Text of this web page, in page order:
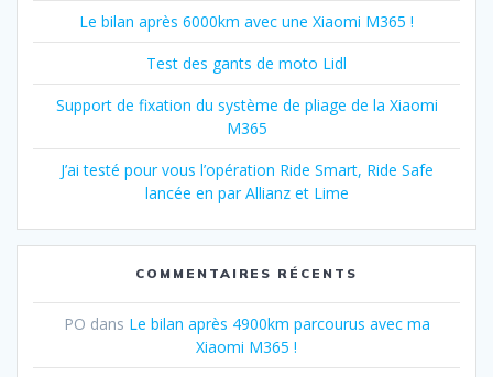
Le bilan après 6000km avec une Xiaomi M365 !
Test des gants de moto Lidl
Support de fixation du système de pliage de la Xiaomi
M365
J’ai testé pour vous l’opération Ride Smart, Ride Safe
lancée en par Allianz et Lime
COMMENTAIRES RÉCENTS
PO dans Le bilan après 4900km parcourus avec ma
Xiaomi M365 !